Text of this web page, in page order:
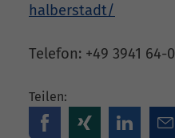
halberstadt/
Telefon: +49 3941 64-0
Teilen: